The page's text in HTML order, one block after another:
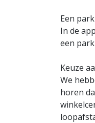
Een
In de
een
Keuze
We
horen